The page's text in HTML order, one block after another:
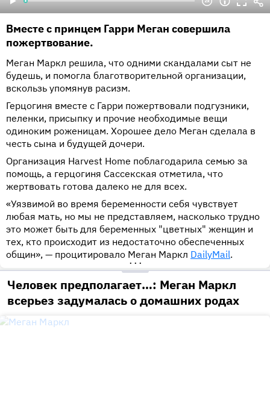
Вместе с принцем Гарри Меган совершила
пожертвование.
Меган Маркл решила, что одними скандалами сыт не
будешь, и помогла благотворительной организации,
вскользь упомянув расизм.
Герцогиня вместе с Гарри пожертвовали подгузники,
пеленки, присыпку и прочие необходимые вещи
одиноким роженицам. Хорошее дело Меган сделала в
честь сына и будущей дочери.
Организация Harvest Home поблагодарила семью за
помощь, а герцогиня Сассекская отметила, что
жертвовать готова далеко не для всех.
«Уязвимой во время беременности себя чувствует
любая мать, но мы не представляем, насколько трудно
это может быть для беременных "цветных" женщин и
тех, кто происходит из недостаточно обеспеченных
общин», — процитировало Меган Маркл DailyMail.
•••
Человек предполагает…: Меган Маркл
всерьез задумалась о домашних родах